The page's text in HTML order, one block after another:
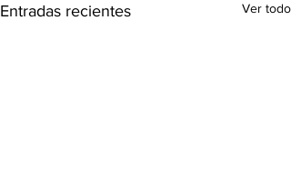
Entradas recientes Ver todo